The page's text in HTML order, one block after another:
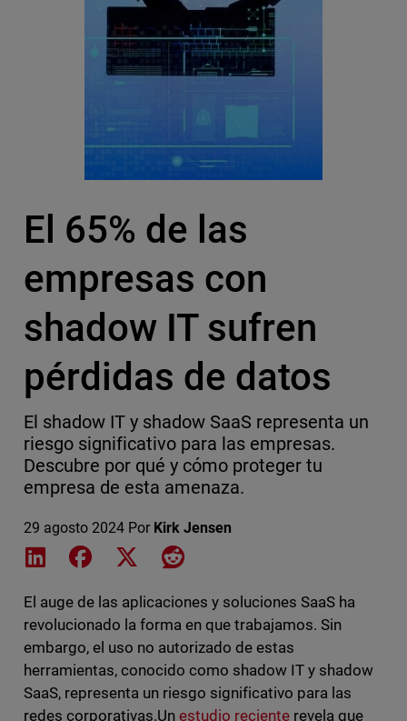
El 65% de las
empresas con
shadow IT sufren
pérdidas de datos
El shadow IT y shadow SaaS representa un
riesgo significativo para las empresas.
Descubre por qué y cómo proteger tu
empresa de esta amenaza.
29 agosto 2024 Por Kirk Jensen
Share on LinkedIn
Share on Facebook
Share on XShare on Reddit
El auge de las aplicaciones y soluciones SaaS ha
revolucionado la forma en que trabajamos. Sin
embargo, el uso no autorizado de estas
herramientas, conocido como shadow IT y shadow
SaaS, representa un riesgo significativo para las
redes corporativas.Un estudio reciente revela que